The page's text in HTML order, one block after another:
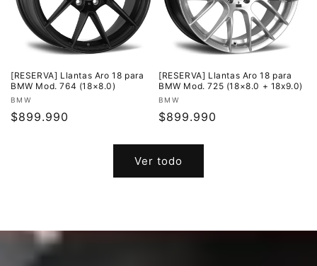
[RESERVA] Llantas Aro 18 para
BMW Mod. 764 (18×8.0)
Proveedor:
BMW
Precio
$899.990
[RESERVA] Llantas Aro 18 para
BMW Mod. 725 (18×8.0 + 18x9.0)
Proveedor:
BMW
Precio
$899.990
Ver todo